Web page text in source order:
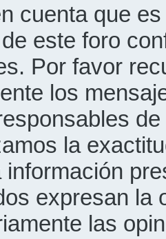
cuenta que
este foro
Por favor
los
la
información
expresan la
las